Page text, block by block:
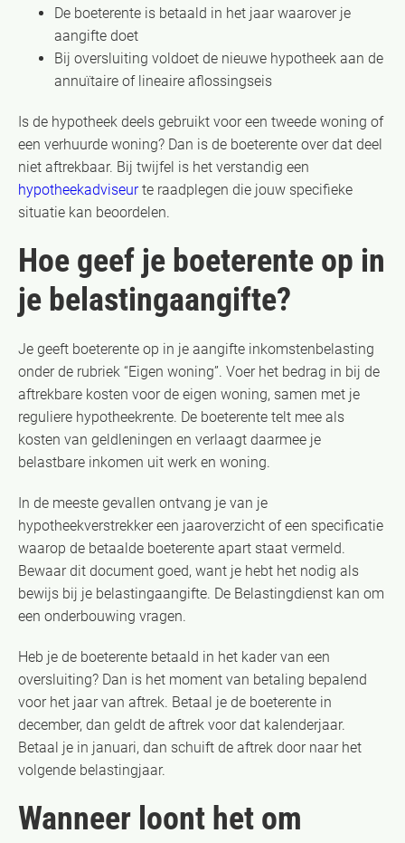
De boeterente is betaald in het jaar waarover je
aangifte doet
Bij oversluiting voldoet de nieuwe hypotheek aan de
annuïtaire of lineaire aflossingseis
Is de hypotheek deels gebruikt voor een tweede woning of
een verhuurde woning? Dan is de boeterente over dat deel
niet aftrekbaar. Bij twijfel is het verstandig een
hypotheekadviseurte raadplegen die jouw specifieke
situatie kan beoordelen.
Hoe geef je boeterente op in
je belastingaangifte?
Je geeft boeterente op in je aangifte inkomstenbelasting
onder de rubriek “Eigen woning”. Voer het bedrag in bij de
aftrekbare kosten voor de eigen woning, samen met je
reguliere hypotheekrente. De boeterente telt mee als
kosten van geldleningen en verlaagt daarmee je
belastbare inkomen uit werk en woning.
In de meeste gevallen ontvang je van je
hypotheekverstrekker een jaaroverzicht of een specificatie
waarop de betaalde boeterente apart staat vermeld.
Bewaar dit document goed, want je hebt het nodig als
bewijs bij je belastingaangifte. De Belastingdienst kan om
een onderbouwing vragen.
Heb je de boeterente betaald in het kader van een
oversluiting? Dan is het moment van betaling bepalend
voor het jaar van aftrek. Betaal je de boeterente in
december, dan geldt de aftrek voor dat kalenderjaar.
Betaal je in januari, dan schuift de aftrek door naar het
volgende belastingjaar.
Wanneer loont het om